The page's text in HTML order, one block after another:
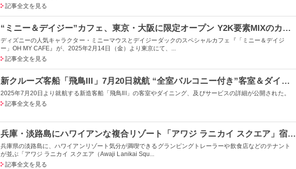
記事全文を見る
“ミニー＆デイジー”カフェ、東京・大阪に限定オープン Y2K要素MIXのカラフルなメニュー提供
ディズニーの人気キャラクター・ミニーマウスとデイジーダックのスペシャルカフェ『「ミニー＆デイジ
ー」OH MY CAFE』が、2025年2月14日（金）より東京にて、...
記事全文を見る
新クルーズ客船「飛鳥III」7月20日就航 “全室バルコニー付き”客室＆ダイニングなど公開
2025年7月20日より就航する新造客船「飛鳥III」の客室やダイニング、及びサービスの詳細が公開された。
記事全文を見る
兵庫・淡路島にハワイアンな複合リゾート「アワジ ラニカイ スクエア」宿泊施設や飲食店を併設
兵庫県の淡路島に、ハワイアンリゾート気分が満喫できるグランピングトレーラーや飲食店などのテナント
が並ぶ「アワジ ラニカイ スクエア（Awaji Lanikai Squ...
記事全文を見る